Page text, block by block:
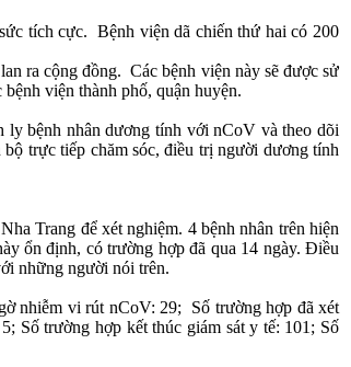
tích cực. Bệnh viện dã chiến thứ hai có 200
ra cộng đồng. Các bệnh viện này sẽ được sử
viện thành phố, quận huyện.
ly bệnh nhân dương tính với nCoV và theo dõi
trực tiếp chăm sóc, điều trị người dương tính
Trang để xét nghiệm. 4 bệnh nhân trên hiện
ổn định, có trường hợp đã qua 14 ngày. Điều
những người nói trên.
nhiễm vi rút nCoV: 29; Số trường hợp đã xét
Số trường hợp kết thúc giám sát y tế: 101; Số